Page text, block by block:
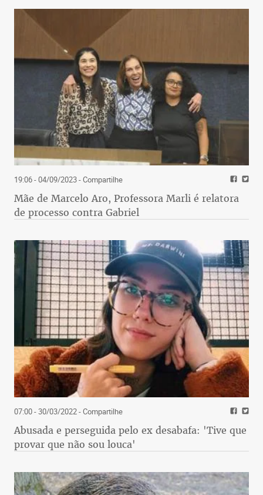
19:06 - 04/09/2023- Compartilhe
Mãe de Marcelo Aro, Professora Marli é relatora
de processo contra Gabriel
07:00 - 30/03/2022- Compartilhe
Abusada e perseguida pelo ex desabafa: 'Tive que
provar que não sou louca'